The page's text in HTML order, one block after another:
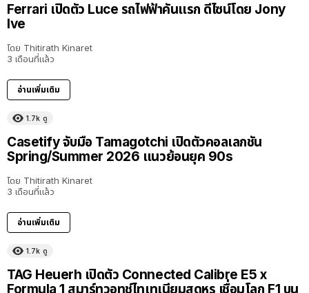
Ferrari เปิดตัว Luce รถไฟฟ้าคันแรก ดีไซน์โดย Jony
Ive
โดย Thitirath Kinaret
3 เดือนที่แล้ว
อ่านเพิ่มเติม
1.7k ดู
Casetify จับมือ Tamagotchi เปิดตัวคอลเลกชัน
Spring/Summer 2026 แนวย้อนยุค 90s
โดย Thitirath Kinaret
3 เดือนที่แล้ว
อ่านเพิ่มเติม
1.7k ดู
TAG Heuerh เปิดตัว Connected Calibre E5 x
Formula 1 สมาร์ทวอทช์ไทเทเนียมสุดหรู เชื่อมโลก F1 บน